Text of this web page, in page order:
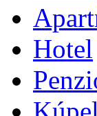
Hotel